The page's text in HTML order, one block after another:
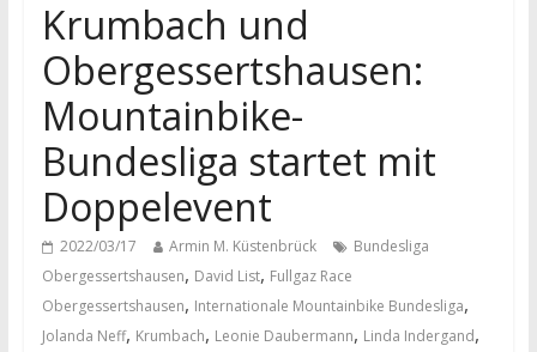
Krumbach und
Obergessertshausen:
Mountainbike-
Bundesliga startet mit
Doppelevent
2022/03/17 Armin M. Küstenbrück
Bundesliga
Obergessertshausen, David List, Fullgaz Race
Obergessertshausen, Internationale Mountainbike Bundesliga,
Jolanda Neff, Krumbach, Leonie Daubermann, Linda Indergand,